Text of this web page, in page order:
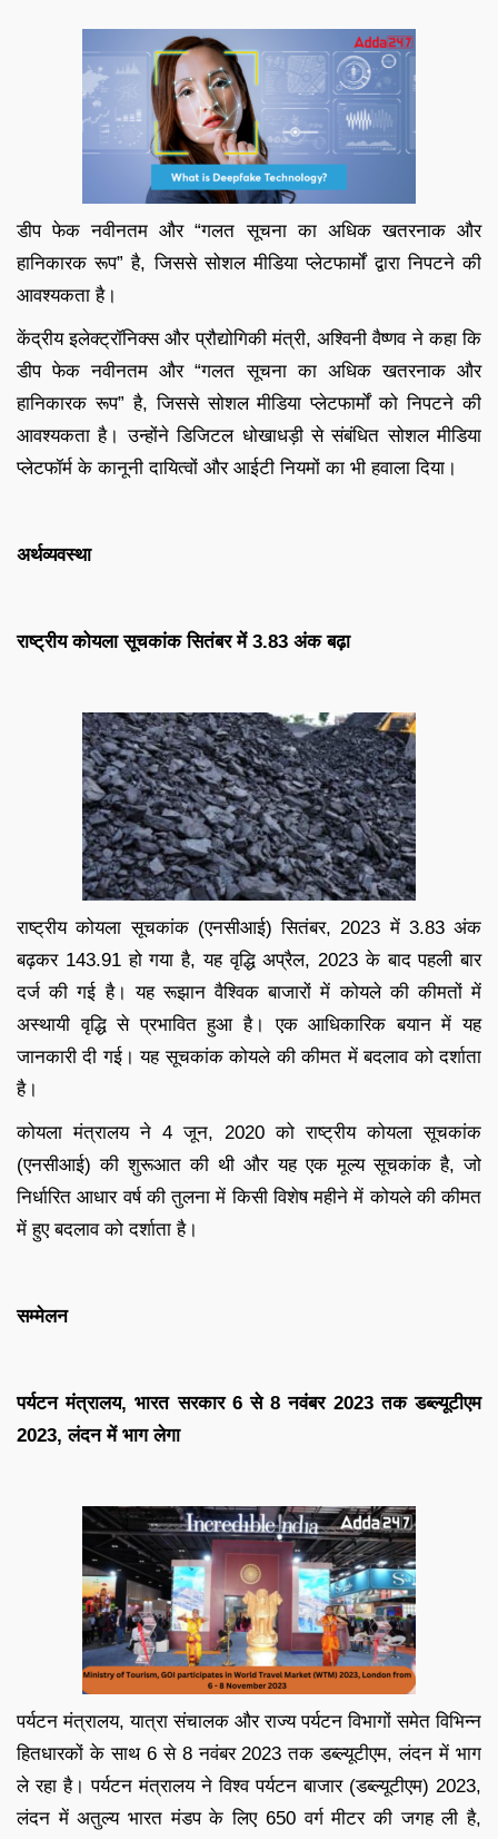
डीप फेक नवीनतम और “गलत सूचना का अधिक खतरनाक और
हानिकारक रूप” है, जिससे सोशल मीडिया प्लेटफार्मों द्वारा निपटने की
आवश्यकता है।
केंद्रीय इलेक्ट्रॉनिक्स और प्रौद्योगिकी मंत्री, अश्विनी वैष्णव ने कहा कि
डीप फेक नवीनतम और “गलत सूचना का अधिक खतरनाक और
हानिकारक रूप” है, जिससे सोशल मीडिया प्लेटफार्मों को निपटने की
आवश्यकता है। उन्होंने डिजिटल धोखाधड़ी से संबंधित सोशल मीडिया
प्लेटफॉर्म के कानूनी दायित्वों और आईटी नियमों का भी हवाला दिया।
अर्थव्यवस्था
राष्ट्रीय कोयला सूचकांक सितंबर में 3.83 अंक बढ़ा
राष्ट्रीय कोयला सूचकांक (एनसीआई) सितंबर, 2023 में 3.83 अंक
बढ़कर 143.91 हो गया है, यह वृद्धि अप्रैल, 2023 के बाद पहली बार
दर्ज की गई है। यह रूझान वैश्विक बाजारों में कोयले की कीमतों में
अस्थायी वृद्धि से प्रभावित हुआ है। एक आधिकारिक बयान में यह
जानकारी दी गई। यह सूचकांक कोयले की कीमत में बदलाव को दर्शाता
है।
कोयला मंत्रालय ने 4 जून, 2020 को राष्ट्रीय कोयला सूचकांक
(एनसीआई) की शुरूआत की थी और यह एक मूल्य सूचकांक है, जो
निर्धारित आधार वर्ष की तुलना में किसी विशेष महीने में कोयले की कीमत
में हुए बदलाव को दर्शाता है।
सम्मेलन
पर्यटन मंत्रालय, भारत सरकार 6 से 8 नवंबर 2023 तक डब्ल्यूटीएम
2023, लंदन में भाग लेगा
पर्यटन मंत्रालय, यात्रा संचालक और राज्य पर्यटन विभागों समेत विभिन्न
हितधारकों के साथ 6 से 8 नवंबर 2023 तक डब्ल्यूटीएम, लंदन में भाग
ले रहा है। पर्यटन मंत्रालय ने विश्व पर्यटन बाजार (डब्ल्यूटीएम) 2023,
लंदन में अतुल्य भारत मंडप के लिए 650 वर्ग मीटर की जगह ली है,